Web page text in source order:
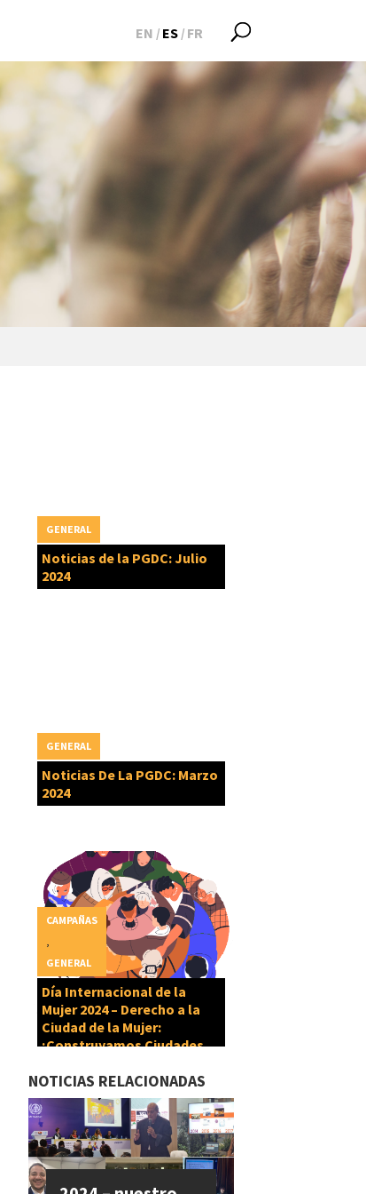
EN ES FR
Noticias de la PGDC: Julio
2024
GENERAL
Noticias De La PGDC: Marzo
2024
GENERAL
Día Internacional de la
Mujer 2024 – Derecho a la
Ciudad de la Mujer:
¡Construyamos Ciudades
CAMPAÑAS
GENERAL
NOTICIAS RELACIONADAS